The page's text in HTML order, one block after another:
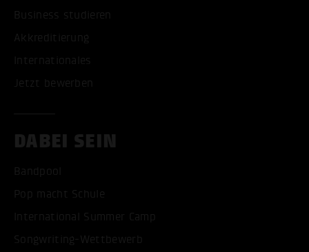
Business studieren
Akkreditierung
Internationales
Jetzt bewerben
DABEI SEIN
Bandpool
Pop macht Schule
International Summer Camp
Songwriting-Wettbewerb